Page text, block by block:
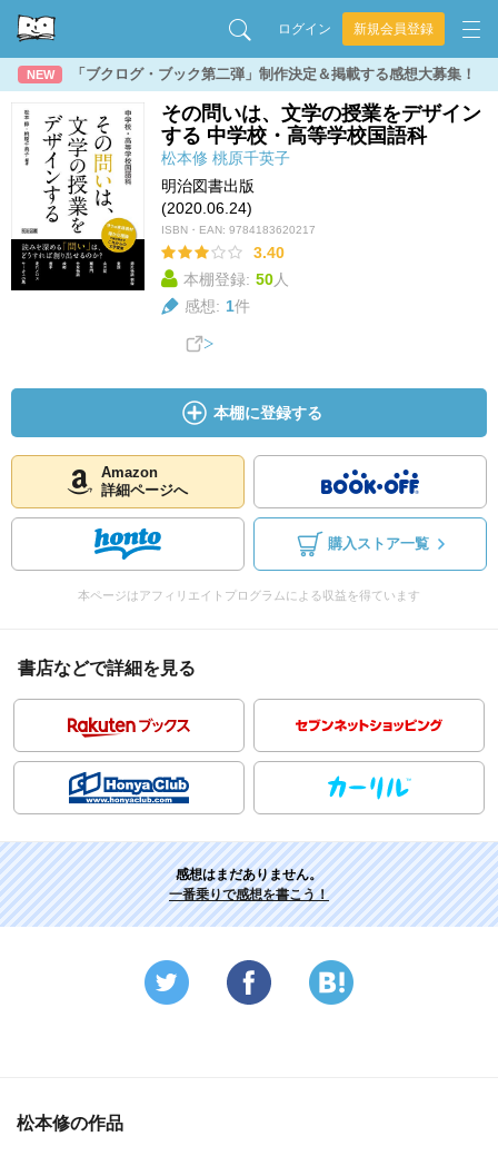
ログイン 新規会員登録
NEW 「ブクログ・ブック第二弾」制作決定＆掲載する感想大募集！
その問いは、文学の授業をデザイン
する 中学校・高等学校国語科
松本修 桃原千英子
明治図書出版
(2020.06.24)
ISBN・EAN: 9784183620217
3.40
本棚登録: 50人
感想: 1件
本棚に登録する
Amazon
詳細ページへ
購入ストア一覧
本ページはアフィリエイトプログラムによる収益を得ています
書店などで詳細を見る
感想はまだありません。
一番乗りで感想を書こう！
松本修の作品